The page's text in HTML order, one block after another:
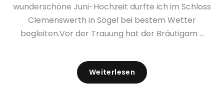
wunderschöne Juni-Hochzeit durfte ich im Schloss
Clemenswerth in Sögel bei bestem Wetter
begleiten.Vor der Trauung hat der Bräutigam ...
Weiterlesen